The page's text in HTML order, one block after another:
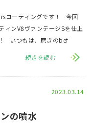
ーティングです！ 今回
ィンV8ヴァンテージSを仕上
げていきます！！ いつもは、磨きのbef
続きを読む
2023.03.14
の噴水